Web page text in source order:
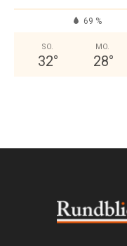
69 %
SO.
32°
MO.
28°